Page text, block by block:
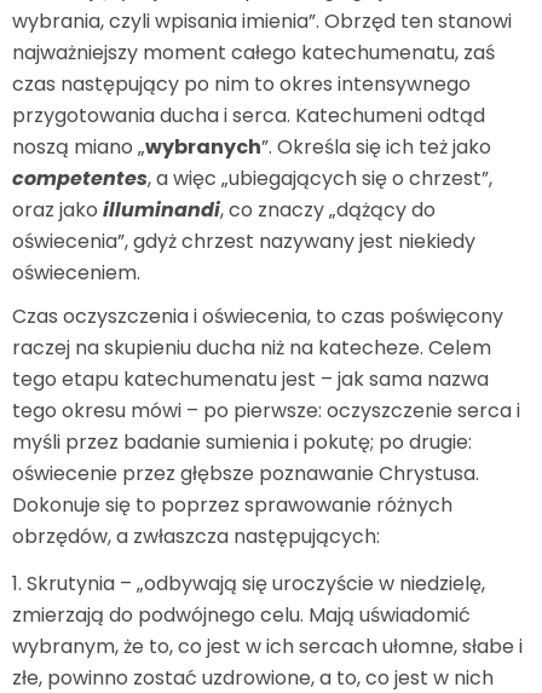
wybrania, czyli wpisania imienia”. Obrzęd ten stanowi
najważniejszy moment całego katechumenatu, zaś
czas następujący po nim to okres intensywnego
przygotowania ducha i serca. Katechumeni odtąd
noszą miano „wybranych”. Określa się ich też jako
competentes, a więc „ubiegających się o chrzest”,
oraz jako illuminandi, co znaczy „dążący do
oświecenia”, gdyż chrzest nazywany jest niekiedy
oświeceniem.
Czas oczyszczenia i oświecenia, to czas poświęcony
raczej na skupieniu ducha niż na katecheze. Celem
tego etapu katechumenatu jest – jak sama nazwa
tego okresu mówi – po pierwsze: oczyszczenie serca i
myśli przez badanie sumienia i pokutę; po drugie:
oświecenie przez głębsze poznawanie Chrystusa.
Dokonuje się to poprzez sprawowanie różnych
obrzędów, a zwłaszcza następujących:
Skrutynia – „odbywają się uroczyście w niedzielę,
zmierzają do podwójnego celu. Mają uświadomić
wybranym, że to, co jest w ich sercach ułomne, słabe i
złe, powinno zostać uzdrowione, a to, co jest w nich